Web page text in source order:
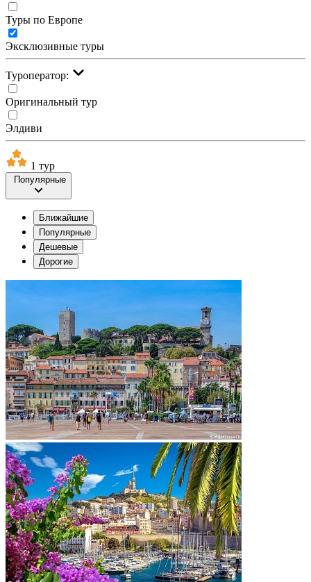
Туры по Европе
Эксклюзивные туры
Туроператор:
Оригинальный тур
Элдиви
1 тур
Популярные
Ближайшие
Популярные
Дешевые
Дорогие